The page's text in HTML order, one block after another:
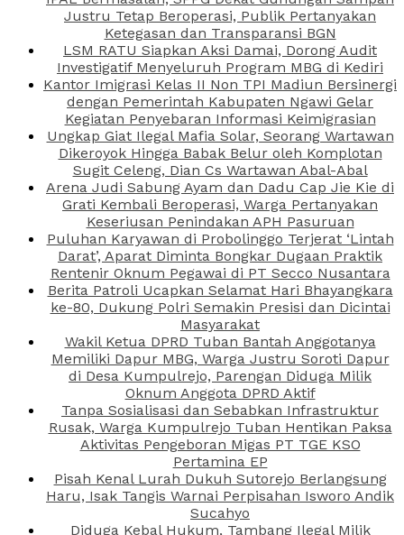
Justru Tetap Beroperasi, Publik Pertanyakan
Ketegasan dan Transparansi BGN
LSM RATU Siapkan Aksi Damai, Dorong Audit
Investigatif Menyeluruh Program MBG di Kediri
Kantor Imigrasi Kelas II Non TPI Madiun Bersinergi
dengan Pemerintah Kabupaten Ngawi Gelar
Kegiatan Penyebaran Informasi Keimigrasian
Ungkap Giat Ilegal Mafia Solar, Seorang Wartawan
Dikeroyok Hingga Babak Belur oleh Komplotan
Sugit Celeng, Dian Cs Wartawan Abal-Abal
Arena Judi Sabung Ayam dan Dadu Cap Jie Kie di
Grati Kembali Beroperasi, Warga Pertanyakan
Keseriusan Penindakan APH Pasuruan
Puluhan Karyawan di Probolinggo Terjerat ‘Lintah
Darat’, Aparat Diminta Bongkar Dugaan Praktik
Rentenir Oknum Pegawai di PT Secco Nusantara
Berita Patroli Ucapkan Selamat Hari Bhayangkara
ke-80, Dukung Polri Semakin Presisi dan Dicintai
Masyarakat
Wakil Ketua DPRD Tuban Bantah Anggotanya
Memiliki Dapur MBG, Warga Justru Soroti Dapur
di Desa Kumpulrejo, Parengan Diduga Milik
Oknum Anggota DPRD Aktif
Tanpa Sosialisasi dan Sebabkan Infrastruktur
Rusak, Warga Kumpulrejo Tuban Hentikan Paksa
Aktivitas Pengeboran Migas PT TGE KSO
Pertamina EP
Pisah Kenal Lurah Dukuh Sutorejo Berlangsung
Haru, Isak Tangis Warnai Perpisahan Isworo Andik
Sucahyo
Diduga Kebal Hukum, Tambang Ilegal Milik